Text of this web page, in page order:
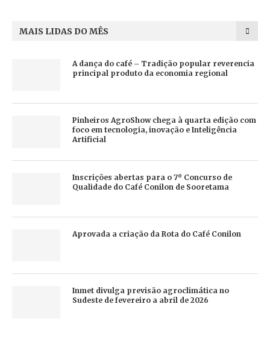
MAIS LIDAS DO MÊS
A dança do café – Tradição popular reverencia
principal produto da economia regional
Pinheiros AgroShow chega à quarta edição com
foco em tecnologia, inovação e Inteligência
Artificial
Inscrições abertas para o 7º Concurso de
Qualidade do Café Conilon de Sooretama
Aprovada a criação da Rota do Café Conilon
Inmet divulga previsão agroclimática no
Sudeste de fevereiro a abril de 2026